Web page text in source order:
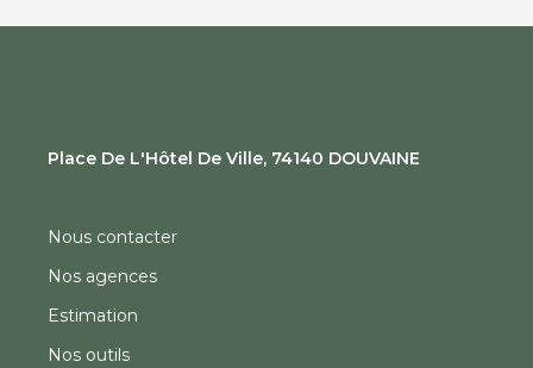
Place De L'Hôtel De Ville, 74140 DOUVAINE
Nous contacter
Nos agences
Estimation
Nos outils